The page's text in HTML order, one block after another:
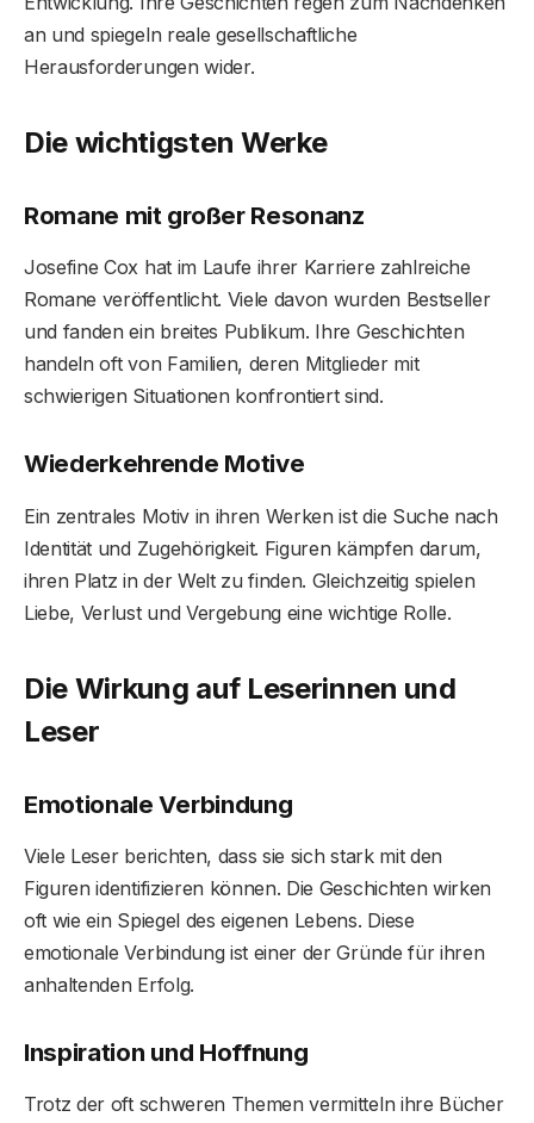
an und spiegeln reale gesellschaftliche
Herausforderungen wider.
Die wichtigsten Werke
Romane mit großer Resonanz
Josefine Cox hat im Laufe ihrer Karriere zahlreiche
Romane veröffentlicht. Viele davon wurden Bestseller
und fanden ein breites Publikum. Ihre Geschichten
handeln oft von Familien, deren Mitglieder mit
schwierigen Situationen konfrontiert sind.
Wiederkehrende Motive
Ein zentrales Motiv in ihren Werken ist die Suche nach
Identität und Zugehörigkeit. Figuren kämpfen darum,
ihren Platz in der Welt zu finden. Gleichzeitig spielen
Liebe, Verlust und Vergebung eine wichtige Rolle.
Die Wirkung auf Leserinnen und
Leser
Emotionale Verbindung
Viele Leser berichten, dass sie sich stark mit den
Figuren identifizieren können. Die Geschichten wirken
oft wie ein Spiegel des eigenen Lebens. Diese
emotionale Verbindung ist einer der Gründe für ihren
anhaltenden Erfolg.
Inspiration und Hoffnung
Trotz der oft schweren Themen vermitteln ihre Bücher